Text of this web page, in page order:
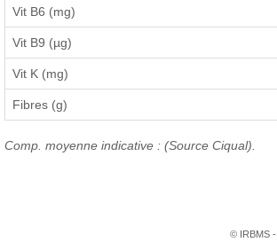
Vit B6 (mg)
Vit B9 (µg)
Vit K (mg)
Fibres (g)
Comp. moyenne indicative : (Source Ciqual).
© IRBMS -